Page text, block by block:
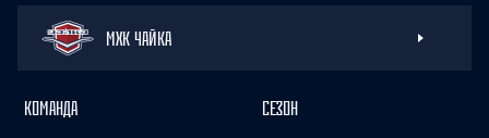
МХК ЧАЙКА
КОМАНДА СЕЗОН